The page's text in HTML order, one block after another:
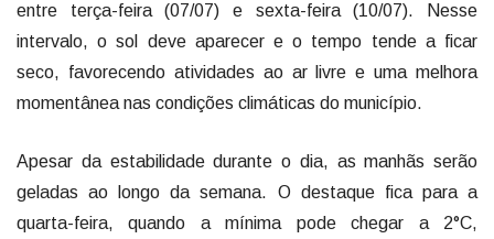
entre terça-feira (07/07) e sexta-feira (10/07). Nesse
intervalo, o sol deve aparecer e o tempo tende a ficar
seco, favorecendo atividades ao ar livre e uma melhora
momentânea nas condições climáticas do município.
Apesar da estabilidade durante o dia, as manhãs serão
geladas ao longo da semana. O destaque fica para a
quarta-feira, quando a mínima pode chegar a 2°C,